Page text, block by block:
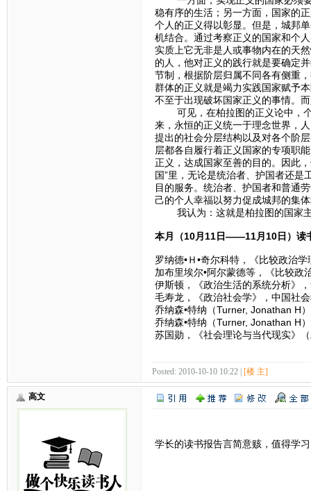
稳有序的生活；另一方面，国家的
个人的正义得以彰显。但是，城邦
机结合。通过考察正义的国家和个
实质上它无非是人或事物内在的天
的人，他对正义的践行就是要确定
节制，根据阶层归属不同各有侧重
群体的正义就是竭力实践国家赋予
不至于出现破坏国家正义的事情。
可见，在柏拉图的正义论中，个
来，永恒的正义统一于理念世界，
提出的社会分层结构以及对各个阶
层都各自履行着正义国家的专项职
正义，达成国家至善的目的。因此
国”里，无论是统治者、护国者还
目的服务。统治者、护国者和普通
己的个人幸福以努力促成城邦的集
我认为：这就是柏拉图的国家
本月（10月11日——11月10日）读
罗纳德•Ｈ•奇尔科特，《比较政治
加布里埃尔•阿尔蒙德等，《比较
伊斯顿，《政治生活的系统分析》
毛寿龙，《政治社会学》，中国社
乔纳森•特纳（Turner, Jonathan H
乔纳森•特纳（Turner, Jonathan H
苏国勋，《社会理论与当代现实》
Posted: 2010-10-10 10:22 | [楼 主]
高文
学长的读书报告言简意赅，值得学